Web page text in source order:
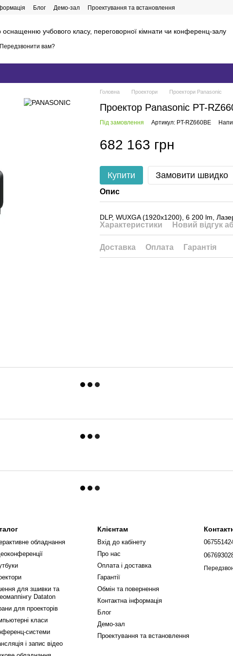
Блог Демо-зал Проектування та встановлення
учбового класу, переговорної кімнати чи конференц-залу
Передзвонити вам?
Головна Проектори Проектори Panasonic
Проектор Panasonic PT-
Під замовлення Артикул: PT-RZ660BE
682 163 грн
Купити Замовити швидко
Опис
DLP, WUXGA (1920x1200), 6 200 lm,
Характеристики Новий відгук
Доставка Оплата Гарантія
обладнання
для зшивки та
Dataton
для проекторів
класи
системи
і запис відео
Клієнтам
Вхід до кабінету
Про нас
Оплата і доставка
Гарантії
Обмін та повернення
Контактна інформація
Блог
Демо-зал
Проектування та встановлення